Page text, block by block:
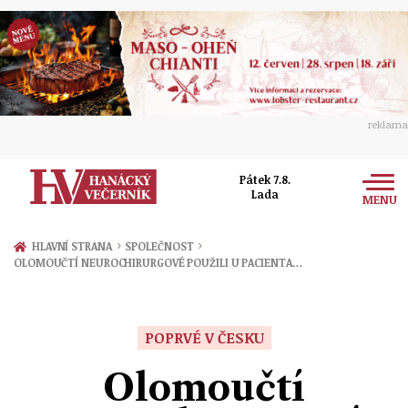
reklama
Pátek 7.8.
Lada
MENU
Zprávy
HLAVNÍ STRANA › SPOLEČNOST ›
OLOMOUČTÍ NEUROCHIRURGOVÉ POUŽILI U PACIENTA…
POPRVÉ V ČESKU
Olomoučtí